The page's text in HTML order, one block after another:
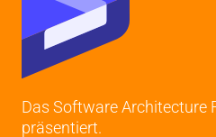
Das Software Architecture
präsentiert.